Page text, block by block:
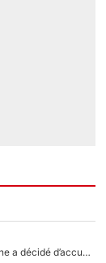
Avant l’annonce de sa première liste, Zidane a décidé d’accueillir une nouvelle tête en équipe de France